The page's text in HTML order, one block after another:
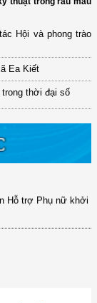
Hội và phong trào
Ea Kiết
thời đại số
công nghệ và
QĐ-TTg ngày
NQ/TW ngày
Hỗ trợ Phụ nữ khởi